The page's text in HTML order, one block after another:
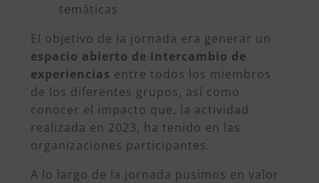
temáticas
El objetivo de la jornada era generar un
espacio abierto de intercambio de
experiencias entre todos los miembros
de los diferentes grupos, así como
conocer el impacto que, la actividad
realizada en 2023, ha tenido en las
organizaciones participantes.
A lo largo de la jornada pusimos en valor